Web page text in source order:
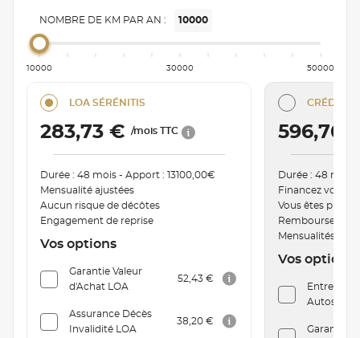
NOMBRE DE KM PAR AN : 10000
10000 30000 50000
LOA SÉRÉNITIS
283,73 €/mois TTC
Durée : 48 mois - Apport : 13100,00€
Mensualité ajustées
Aucun risque de décôtes
Engagement de reprise
Vos options
Garantie Valeur
d'Achat LOA
52,43 €
Assurance Décès
Invalidité LOA
38,20 €
CRÉDIT
596,76
Durée : 48 mois
Financez votre
Vous êtes
Mensualités
Vos options
Entretien
Autos
Garantie